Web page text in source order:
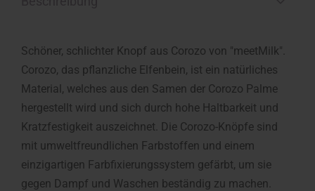
Schöner, schlichter Knopf aus Corozo von "meetMilk".
Corozo, das pflanzliche Elfenbein, ist ein natürliches
Material, welches aus den Samen der Corozo Palme
hergestellt wird und sich durch hohe Haltbarkeit und
Kratzfestigkeit auszeichnet. Die Corozo-Knöpfe sind
mit umweltfreundlichen Farbstoffen und einem
einzigartigen Farbfixierungssystem gefärbt, um sie
gegen Dampf und Waschen beständig zu machen.